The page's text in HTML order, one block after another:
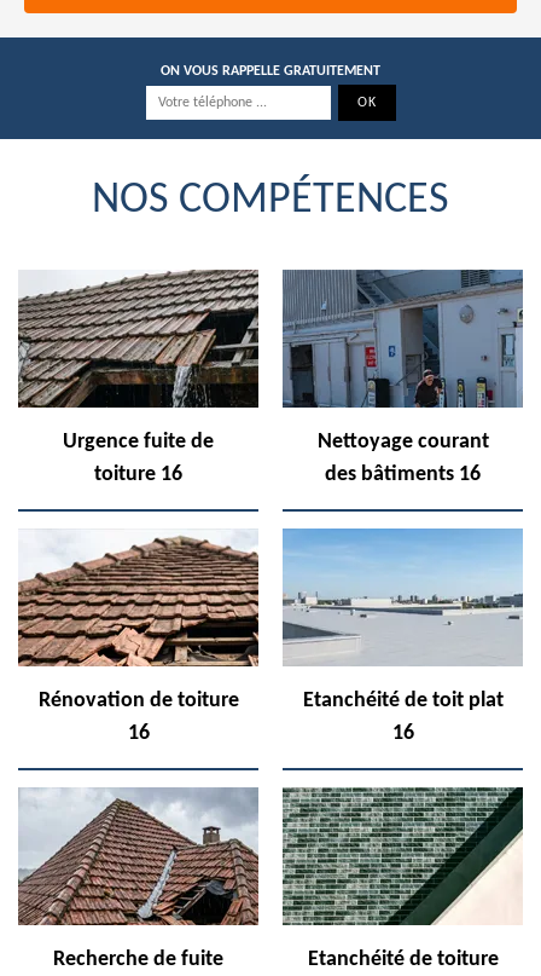
ON VOUS RAPPELLE GRATUITEMENT
NOS COMPÉTENCES
Urgence fuite de
toiture 16
Nettoyage courant
des bâtiments 16
Rénovation de toiture
16
Etanchéité de toit plat
16
Recherche de fuite
Etanchéité de toiture